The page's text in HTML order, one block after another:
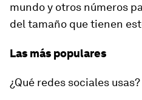
mundo y otros números
del tamaño que tienen
Las más populares
¿Qué redes sociales